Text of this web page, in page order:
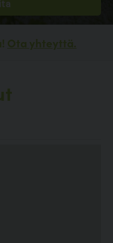
Ota yhteyttä.